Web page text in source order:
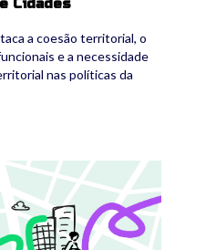
Cidades
a coesão territorial, o
e a necessidade
nas políticas da
version3.jpg